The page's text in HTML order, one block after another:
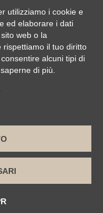
Edilclima
Via Vivaldi, 7
Via Colli, 24 Torino
123377 | Cap. soc. €
utilizziamo i cookie e
ed elaborare i dati
web o la
rispettiamo il tuo diritto
alcuni tipi di
di più.